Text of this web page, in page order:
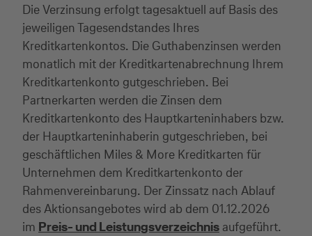
Die Verzinsung erfolgt tagesaktuell auf Basis des
jeweiligen Tagesendstandes Ihres
Kreditkartenkontos. Die Guthabenzinsen werden
monatlich mit der Kreditkartenabrechnung Ihrem
Kreditkartenkonto gutgeschrieben. Bei
Partnerkarten werden die Zinsen dem
Kreditkartenkonto des Hauptkarteninhabers bzw.
der Hauptkarteninhaberin gutgeschrieben, bei
geschäftlichen Miles & More Kreditkarten für
Unternehmen dem Kreditkartenkonto der
Rahmenvereinbarung. Der Zinssatz nach Ablauf
des Aktionsangebotes wird ab dem 01.12.2026
im Preis- und Leistungsverzeichnis aufgeführt.